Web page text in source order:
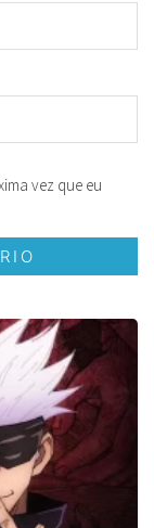
vez que eu